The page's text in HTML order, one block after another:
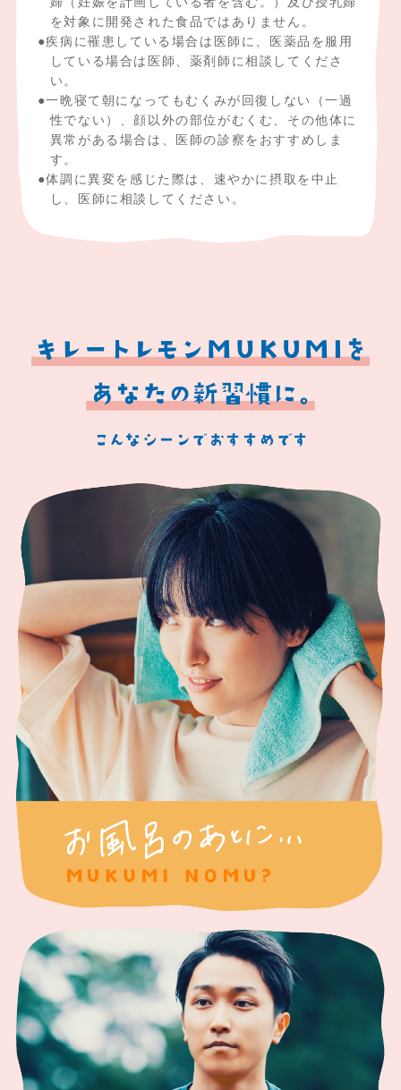
を対象に開発された食品ではありません。
疾病に罹患している場合は医師に、医薬品を服用
している場合は医師、薬剤師に相談してくださ
い。
一晩寝て朝になってもむくみが回復しない（一過
性でない）、顔以外の部位がむくむ、その他体に
異常がある場合は、医師の診察をおすすめしま
す。
体調に異変を感じた際は、速やかに摂取を中止
し、医師に相談してください。